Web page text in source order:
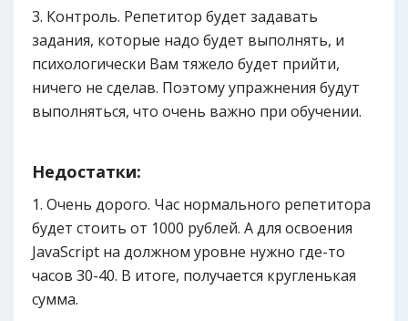
Контроль. Репетитор будет задавать
задания, которые надо будет выполнять, и
психологически Вам тяжело будет прийти,
ничего не сделав. Поэтому упражнения будут
выполняться, что очень важно при обучении.
Недостатки:
Очень дорого. Час нормального репетитора
будет стоить от 1000 рублей. А для освоения
JavaScript на должном уровне нужно где-то
часов 30-40. В итоге, получается кругленькая
сумма.